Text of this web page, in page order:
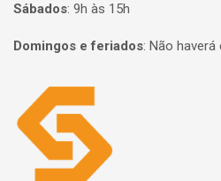
Sábados: 9h às 15h
Domingos e feriados: Não haverá
Página inicial